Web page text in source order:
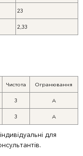
23
2,33
Чистота Огранювання
3 A
3 A
для